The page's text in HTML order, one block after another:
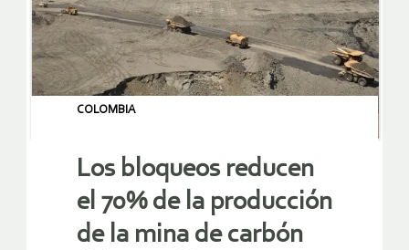
COLOMBIA
Los bloqueos reducen
el 70% de la producción
de la mina de carbón